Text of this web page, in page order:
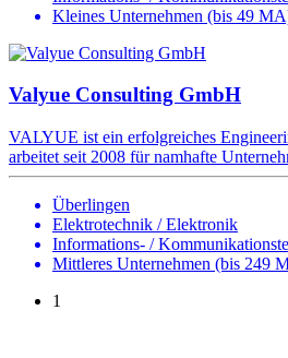
Kleines Unternehmen (bis 49
Valyue Consulting GmbH
VALYUE ist ein erfolgreiches
arbeitet seit 2008 für namhafte
Überlingen
Elektrotechnik / Elektronik
Informations- /
Mittleres Unternehmen (bis 249
1